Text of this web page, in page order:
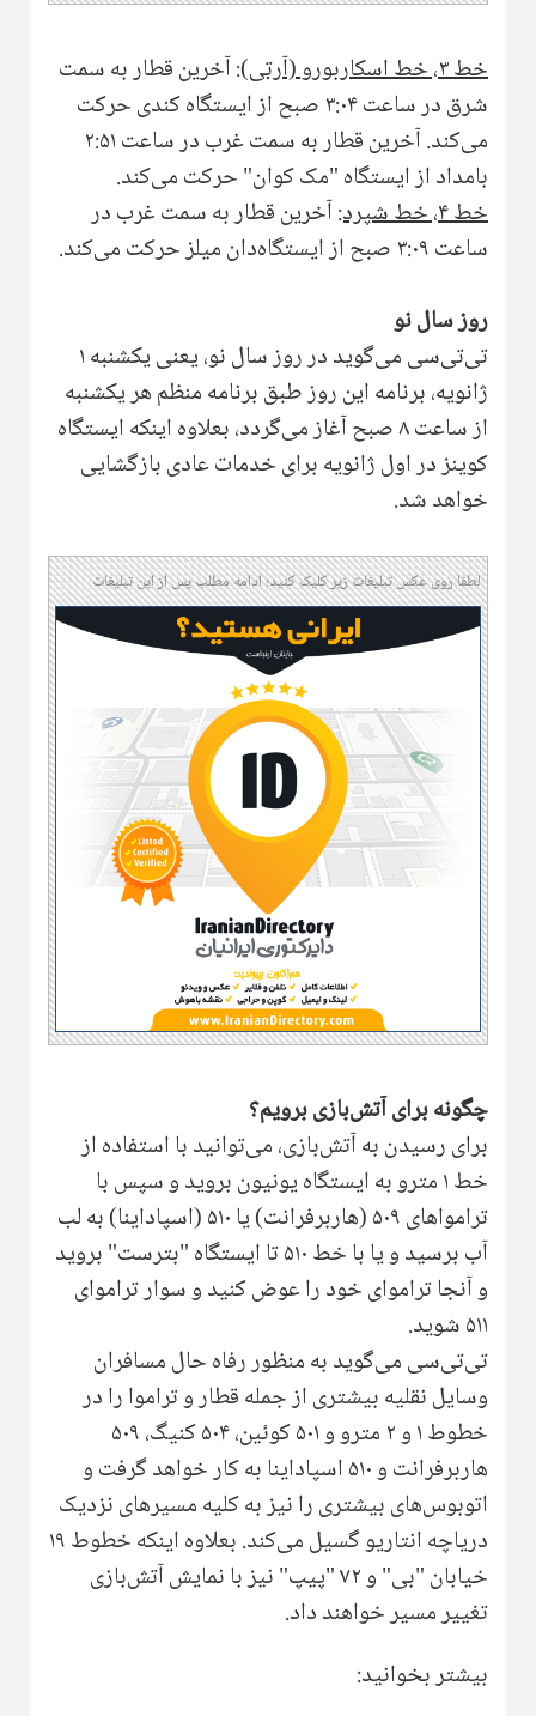
خط ۳، خط اسکاربورو (آرتی):
آخرین قطار به سمت
شرق در ساعت ۳:۰۴ صبح از ایستگاه کندی حرکت
می‌کند. آخرین قطار به سمت غرب در ساعت ۲:۵۱
بامداد از ایستگاه "مک کوان" حرکت می‌کند.
خط ۴، خط شپرد:
آخرین قطار به سمت غرب در
ساعت ۳:۰۹ صبح از ایستگاه‌دان میلز حرکت می‌کند.
روز سال نو
تی‌تی‌سی می‌گوید در روز سال نو، یعنی یکشنبه ۱
ژانویه، برنامه این روز طبق برنامه منظم هر یکشنبه
از ساعت ۸ صبح آغاز می‌گردد، بعلاوه اینکه ایستگاه
کوینز در اول ژانویه برای خدمات عادی بازگشایی
خواهد شد.
لطفا روی عکس تبلیغات زیر کلیک کنید؛ ادامه مطلب پس از این تبلیغات
چگونه برای آتش‌بازی برویم؟
برای رسیدن به آتش‌بازی، می‌توانید با استفاده از
خط ۱ مترو به ایستگاه یونیون بروید و سپس با
ترامواهای ۵۰۹ (هاربرفرانت) یا ۵۱۰ (اسپاداینا) به لب
آب برسید و یا با خط ۵۱۰ تا ایستگاه "بترست" بروید
و آنجا تراموای خود را عوض کنید و سوار تراموای
۵۱۱ شوید.
تی‌تی‌سی می‌گوید به منظور رفاه حال مسافران
وسایل نقلیه بیشتری از جمله قطار و تراموا را در
خطوط ۱ و ۲ مترو و ۵۰۱ کوئین، ۵۰۴ کنیگ، ۵۰۹
هاربرفرانت و ۵۱۰ اسپاداینا به کار خواهد گرفت و
اتوبوس‌های بیشتری را نیز به کلیه مسیرهای نزدیک
دریاچه انتاریو گسیل می‌کند. بعلاوه اینکه خطوط ۱۹
خیابان "بی" و ۷۲ "پیپ" نیز با نمایش آتش‌بازی
تغییر مسیر خواهند داد.
بیشتر بخوانید: